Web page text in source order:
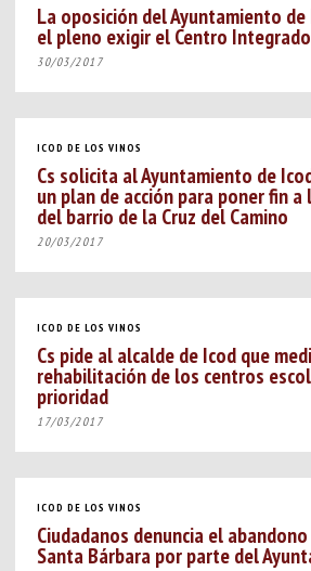
La oposición del Ayuntamiento
el pleno exigir el Centro
30/03/2017
ICOD DE LOS VINOS
Cs solicita al Ayuntamiento de
un plan de acción para poner fin a
del barrio de la Cruz del Camino
20/03/2017
ICOD DE LOS VINOS
Cs pide al alcalde de Icod que
rehabilitación de los centros
prioridad
17/03/2017
ICOD DE LOS VINOS
Ciudadanos denuncia el
Santa Bárbara por parte del